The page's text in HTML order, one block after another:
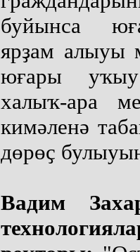
буйынса
ярҙам алыуы
юғары
халыҡ-ара
кимәленә
дөрөҫ
Вадим